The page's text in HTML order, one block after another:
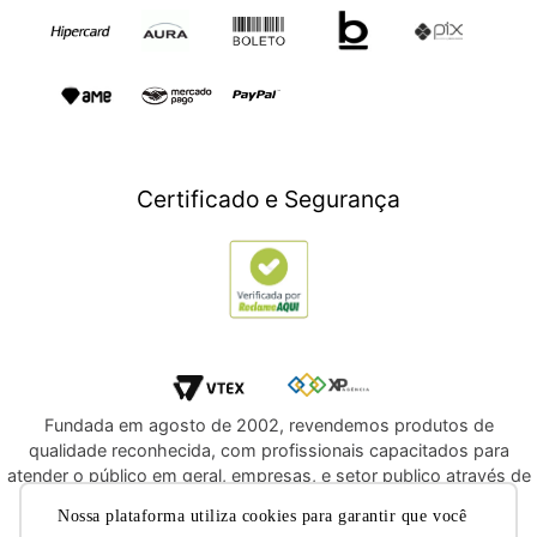
Nossa plataforma utiliza cookies para garantir que você
TV e Áudio
Games
Utilidades Domésticas
Presente para Pais
Compre e DoeCertificado e Segurança
Fundada em agosto de 2002, revendemos produtos de
qualidade reconhecida, com profissionais capacitados para
atender o público em geral, empresas, e setor publico através de
oportunidade de adquirir produtos de qualidade e com